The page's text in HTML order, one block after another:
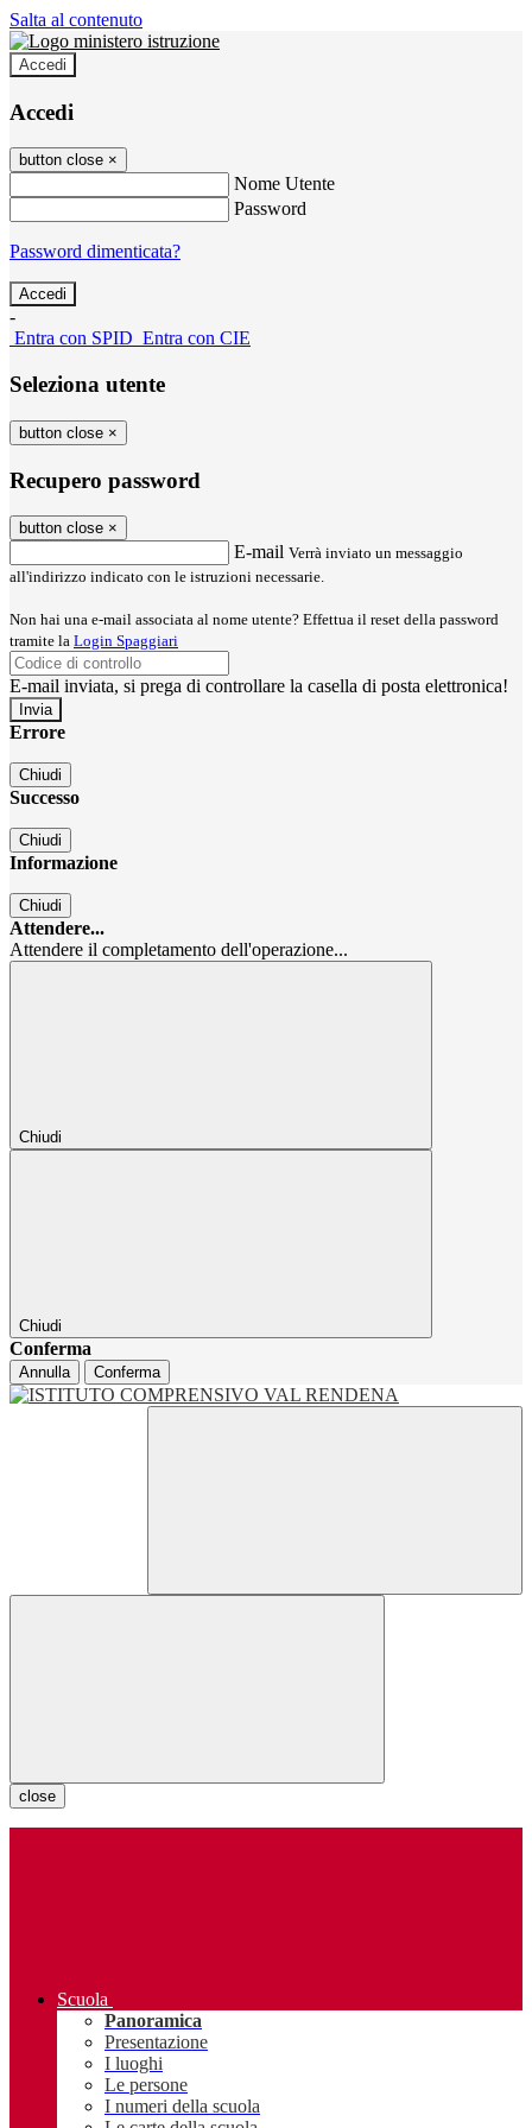
Salta al contenuto
Accedi
Accedi
button close ×
Nome Utente
Password
Password dimenticata?
-
Entra con SPID Entra con CIE
Seleziona utente
button close ×
Recupero password
button close ×
E-mail Verrà inviato un messaggio
all'indirizzo indicato con le istruzioni necessarie.
Non hai una e-mail associata al nome utente? Effettua il reset della password
tramite la Login Spaggiari
E-mail inviata, si prega di controllare la casella di posta elettronica!
Errore
Chiudi
Successo
Chiudi
Informazione
Chiudi
Attendere...
Attendere il completamento dell'operazione...
Chiudi
Chiudi
Conferma
Annulla Conferma
close
Scuola
Panoramica
Presentazione
I luoghi
Le persone
I numeri della scuola